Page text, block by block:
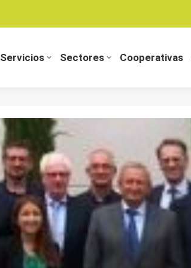
Servicios Sectores Cooperativas